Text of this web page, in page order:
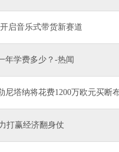
启音乐式带货新赛道
年学费多少？-热闻
尼塔纳将花费1200万欧元买断
打赢经济翻身仗